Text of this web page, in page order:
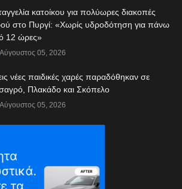
κατοίκου για πολύωρες διακοπές
στο Πυργί: «Χωρίς υδροδότηση για πάνω
12 ώρες»
Αύγουστος 05, 2026
νέες παιδικές χαρές παραδόθηκαν σε
Πλακάδο και Σκόπελο
Αύγουστος 05, 2026